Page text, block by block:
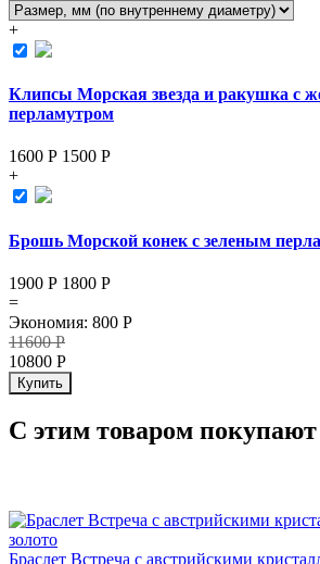
+
Клипсы Морская звезда и ракушка с
перламутром
1600 Р 1500 Р
+
Брошь Морской конек с зеленым
1900 Р 1800 Р
=
Экономия: 800 Р
11600Р
10800 Р
Купить
С этим товаром покупают
Браслет Встреча с австрийскими